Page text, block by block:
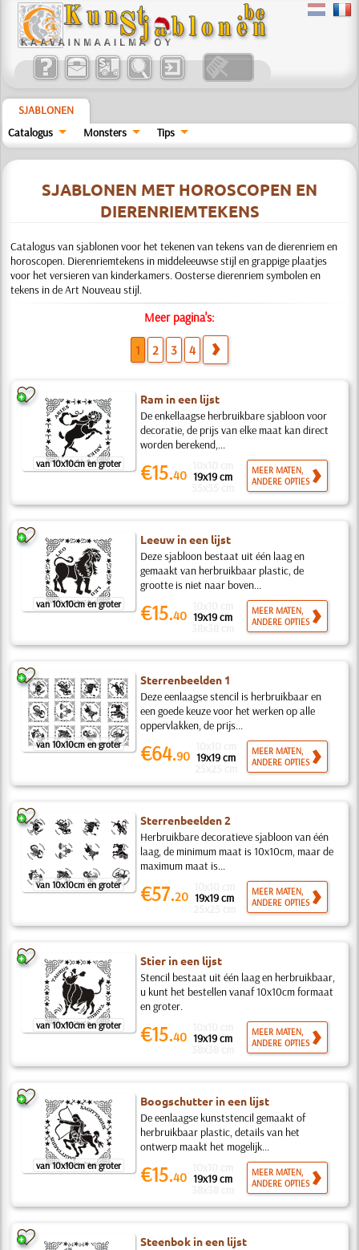
SJABLONEN
Catalogus
Monsters Tips
SJABLONEN MET HOROSCOPEN EN
DIERENRIEMTEKENS
Catalogus van sjablonen voor het tekenen van tekens van de dierenriem en
horoscopen. Dierenriemtekens in middeleeuwse stijl en grappige plaatjes
voor het versieren van kinderkamers. Oosterse dierenriem symbolen en
tekens in de Art Nouveau stijl.
Meer pagina's:
1 2 3 4
van 10x10cm en groter
Ram in een lijst
De enkellaagse herbruikbare sjabloon voor
decoratie, de prijs van elke maat kan direct
worden berekend,...
€15.40 19x19 cm
MEER MATEN,
ANDERE OPTIES
van 10x10cm en groter
Leeuw in een lijst
Deze sjabloon bestaat uit één laag en
gemaakt van herbruikbaar plastic, de
grootte is niet naar boven...
€15.40 19x19 cm
MEER MATEN,
ANDERE OPTIES
van 10x10cm en groter
Sterrenbeelden 1
Deze eenlaagse stencil is herbruikbaar en
een goede keuze voor het werken op alle
oppervlakken, de prijs...
€64.90 19x19 cm
MEER MATEN,
ANDERE OPTIES
van 10x10cm en groter
Sterrenbeelden 2
Herbruikbare decoratieve sjabloon van één
laag, de minimum maat is 10x10cm, maar de
maximum maat is...
€57.20 19x19 cm
MEER MATEN,
ANDERE OPTIES
van 10x10cm en groter
Stier in een lijst
Stencil bestaat uit één laag en herbruikbaar,
u kunt het bestellen vanaf 10x10cm formaat
en groter.
€15.40 19x19 cm
MEER MATEN,
ANDERE OPTIES
van 10x10cm en groter
Boogschutter in een lijst
De eenlaagse kunststencil gemaakt of
herbruikbaar plastic, details van het
ontwerp maakt het mogelijk...
€15.40 19x19 cm
MEER MATEN,
ANDERE OPTIES
Steenbok in een lijst